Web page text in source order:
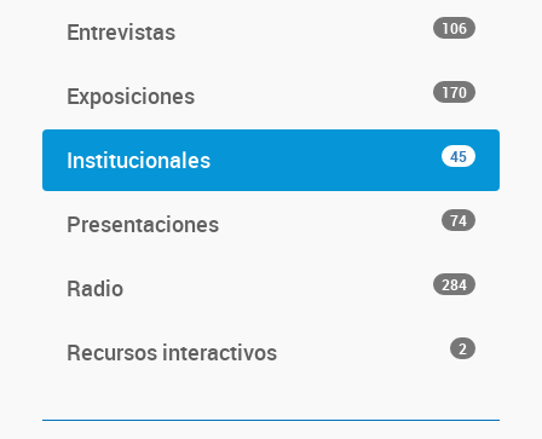
Entrevistas 106
Exposiciones 170
Institucionales 45
Presentaciones 74
Radio 284
Recursos interactivos 2